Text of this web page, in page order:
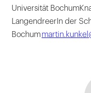
Universität
LangendreerIn der
Bochum